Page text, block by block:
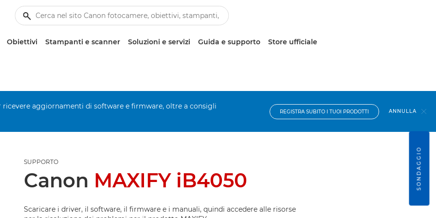
Obiettivi Stampanti e scanner Soluzioni e servizi Guida e supporto Store ufficiale
aggiornamenti di software e firmware, oltre a consigli
REGISTRA SUBITO I TUOI PRODOTTI ANNULLA
SUPPORTO
Canon MAXIFY iB4050
Scaricare i driver, il software, il firmware e i manuali, quindi accedere alle risorse
SONDAGGIO